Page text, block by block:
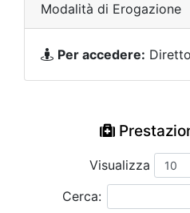
Modalità di Erogazione
Per accedere: Diretto
Visualizza
Cerca: